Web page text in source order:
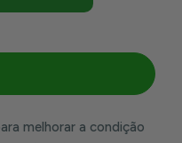
15 Ml | Aromasensia
melhorar a condição